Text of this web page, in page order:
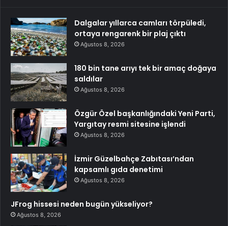
Dalgalar yıllarca camları törpüledi,
ortaya rengarenk bir plaj çıktı
Ağustos 8, 2026
180 bin tane arıyı tek bir amaç doğaya
saldılar
Ağustos 8, 2026
Özgür Özel başkanlığındaki Yeni Parti,
Yargıtay resmi sitesine işlendi
Ağustos 8, 2026
İzmir Güzelbahçe Zabıtası’ndan
kapsamlı gıda denetimi
Ağustos 8, 2026
JFrog hissesi neden bugün yükseliyor?
Ağustos 8, 2026